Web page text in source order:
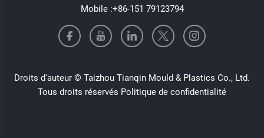
Mobile :+86-151 79123794
Droits d'auteur © Taizhou Tianqin Mould & Plastics Co., Ltd.
Tous droits réservés Politique de confidentialité